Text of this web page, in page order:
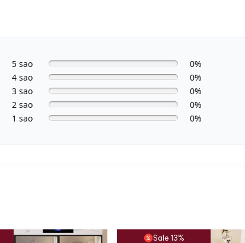
5 sao
0%
4 sao
0%
3 sao
0%
2 sao
0%
1 sao
0%
Sale 13%